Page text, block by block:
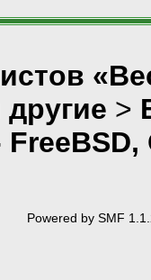
>
FreeBSD,
Powered by SMF